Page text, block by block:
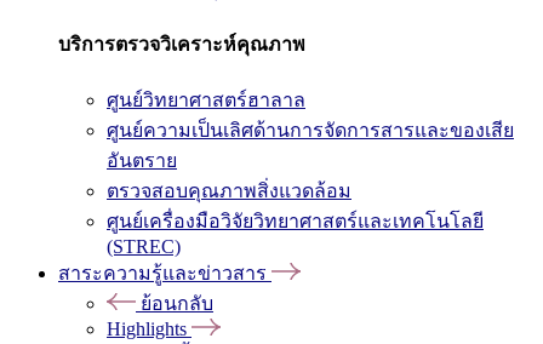
บริการตรวจวิเคราะห์คุณภาพ
ศูนย์วิทยาศาสตร์ฮาลาล
ศูนย์ความเป็นเลิศด้านการจัดการสารและของเสีย
อันตราย
ตรวจสอบคุณภาพสิ่งแวดล้อม
ศูนย์เครื่องมือวิจัยวิทยาศาสตร์และเทคโนโลยี
(STREC)
สาระความรู้และข่าวสาร
ย้อนกลับ
Highlights